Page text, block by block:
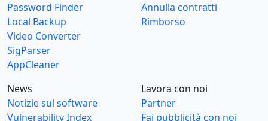
Password Finder
Local Backup
Video Converter
SigParser
AppCleaner
Annulla contratti
Rimborso
News
Notizie sul software
Vulnerability Index
Lavora con noi
Partner
Fai pubblicità con noi